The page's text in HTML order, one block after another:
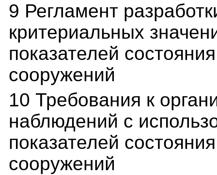
9 Регламент
критериальных
показателей
сооружений
10 Требования к
наблюдений с
показателей
сооружений